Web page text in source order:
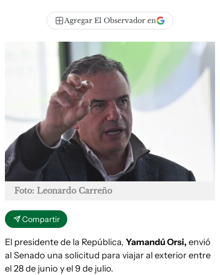
Agregar El Observador en
Foto: Leonardo Carreño
Compartir
El presidente de la República, Yamandú Orsi, envió
al Senado una solicitud para viajar al exterior entre
el 28 de junio y el 9 de julio.